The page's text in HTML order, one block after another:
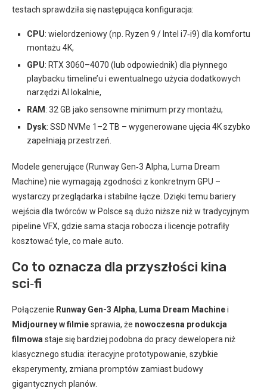
testach sprawdziła się następująca konfiguracja:
CPU: wielordzeniowy (np. Ryzen 9 / Intel i7‑i9) dla komfortu
montażu 4K,
GPU: RTX 3060–4070 (lub odpowiednik) dla płynnego
playbacku timeline’u i ewentualnego użycia dodatkowych
narzędzi AI lokalnie,
RAM : 32 GB jako sensowne minimum przy montażu,
Dysk: SSD NVMe 1–2 TB – wygenerowane ujęcia 4K szybko
zapełniają przestrzeń.
Modele generujące (Runway Gen‑3 Alpha, Luma Dream
Machine) nie wymagają zgodności z konkretnym GPU –
wystarczy przeglądarka i stabilne łącze. Dzięki temu bariery
wejścia dla twórców w Polsce są dużo niższe niż w tradycyjnym
pipeline VFX, gdzie sama stacja robocza i licencje potrafiły
kosztować tyle, co małe auto.
Co to oznacza dla przyszłości kina
sci‑fi
Połączenie Runway Gen-3 Alpha, Luma Dream Machinei
Midjourney w filmiesprawia, że nowoczesna produkcja
filmowa staje się bardziej podobna do pracy dewelopera niż
klasycznego studia: iteracyjne prototypowanie, szybkie
eksperymenty, zmiana promptów zamiast budowy
gigantycznych planów.